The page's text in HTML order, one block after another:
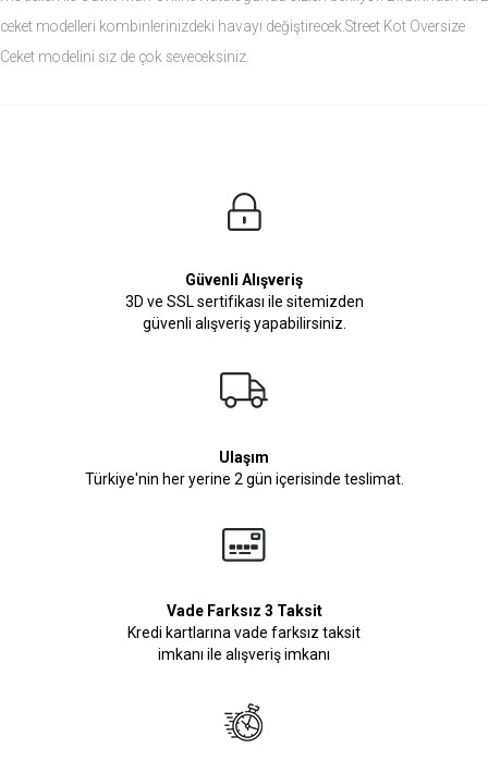
ceket modelleri kombinlerinizdeki havayı değiştirecek.Street Kot Oversize
Ceket modelini siz de çok seveceksiniz.
Manken Bedenleri Üst Grup M, Alt Grup 33 Beden ( Medium )
Güvenli Alışveriş
3D ve SSL sertifikası ile sitemizden
güvenli alışveriş yapabilirsiniz.
Ulaşım
Türkiye'nin her yerine 2 gün içerisinde teslimat.
Vade Farksız 3 Taksit
Kredi kartlarına vade farksız taksit
imkanı ile alışveriş imkanı